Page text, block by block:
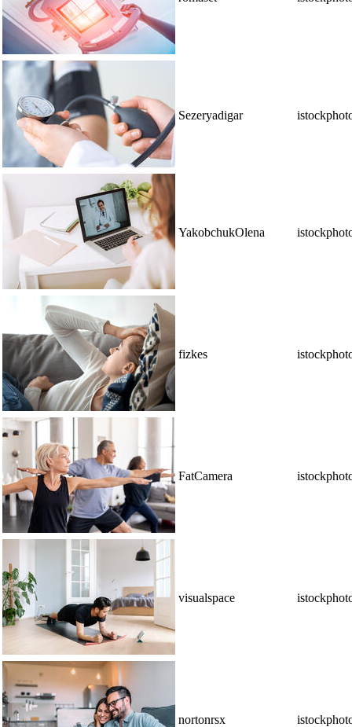
Sezeryadigar
YakobchukOlena
fizkes
FatCamera
visualspace
nortonrsx